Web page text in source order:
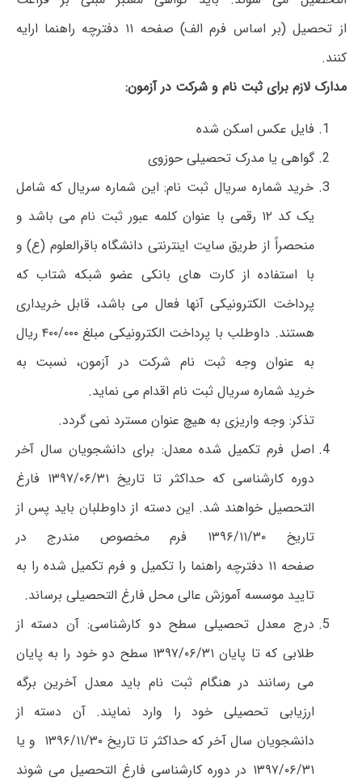
از تحصیل (بر اساس فرم الف) صفحه ۱۱ دفترچه راهنما ارایه
کنند.
مدارک لازم برای ثبت نام و شرکت در آزمون:
فایل عکس اسکن شده
گواهی یا مدرک تحصیلی حوزوی
خرید شماره سریال ثبت نام: این شماره سریال که شامل
یک کد ۱۲ رقمی با عنوان کلمه عبور ثبت نام می باشد و
منحصراً از طریق سایت اینترنتی دانشگاه باقرالعلوم (ع) و
با استفاده از کارت های بانکی عضو شبکه شتاب که
پرداخت الکترونیکی آنها فعال می باشد، قابل خریداری
هستند. داوطلب با پرداخت الکترونیکی مبلغ ۴۰۰/۰۰۰ ریال
به عنوان وجه ثبت نام شرکت در آزمون، نسبت به
خرید شماره سریال ثبت نام اقدام می نماید.
تذکر: وجه واریزی به هیچ عنوان مسترد نمی گردد.
اصل فرم تکمیل شده معدل: برای دانشجویان سال آخر
دوره کارشناسی که حداکثر تا تاریخ ۱۳۹۷/۰۶/۳۱ فارغ
التحصیل خواهند شد. این دسته از داوطلبان باید پس از
تاریخ ۱۳۹۶/۱۱/۳۰ فرم مخصوص مندرج در
صفحه ۱۱ دفترچه راهنما را تکمیل و فرم تکمیل شده را به
تایید موسسه آموزش عالی محل فارغ التحصیلی برساند.
درج معدل تحصیلی سطح دو کارشناسی: آن دسته از
طلابی که تا پایان ۱۳۹۷/۰۶/۳۱ سطح دو خود را به پایان
می رسانند در هنگام ثبت نام باید معدل آخرین برگه
ارزیابی تحصیلی خود را وارد نمایند. آن دسته از
دانشجویان سال آخر که حداکثر تا تاریخ ۱۳۹۶/۱۱/۳۰ و یا
۱۳۹۷/۰۶/۳۱ در دوره کارشناسی فارغ التحصیل می شوند